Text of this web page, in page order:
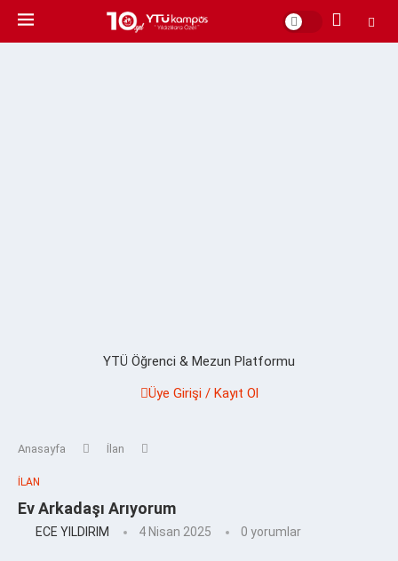
YTÜ Öğrenci & Mezun Platformu
Üye Girişi / Kayıt Ol
Anasayfa İlan
İLAN
Ev Arkadaşı Arıyorum
ECE YILDIRIM 4 Nisan 2025 0 yorumlar